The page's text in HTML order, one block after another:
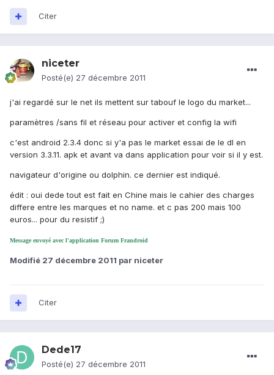
Citer
niceter
Posté(e) 27 décembre 2011
j'ai regardé sur le net ils mettent sur tabouf le logo du market...
paramètres /sans fil et réseau pour activer et config la wifi
c'est android 2.3.4 donc si y'a pas le market essai de le dl en
version 3.3.11. apk et avant va dans application pour voir si il y est.
navigateur d'origine ou dolphin. ce dernier est indiqué.
édit : oui dede tout est fait en Chine mais le cahier des charges
differe entre les marques et no name. et c pas 200 mais 100
euros... pour du resistif ;)
Message envoyé avec l'application Forum Frandroid
Modifié 27 décembre 2011 par niceter
Citer
Dede17
Posté(e) 27 décembre 2011